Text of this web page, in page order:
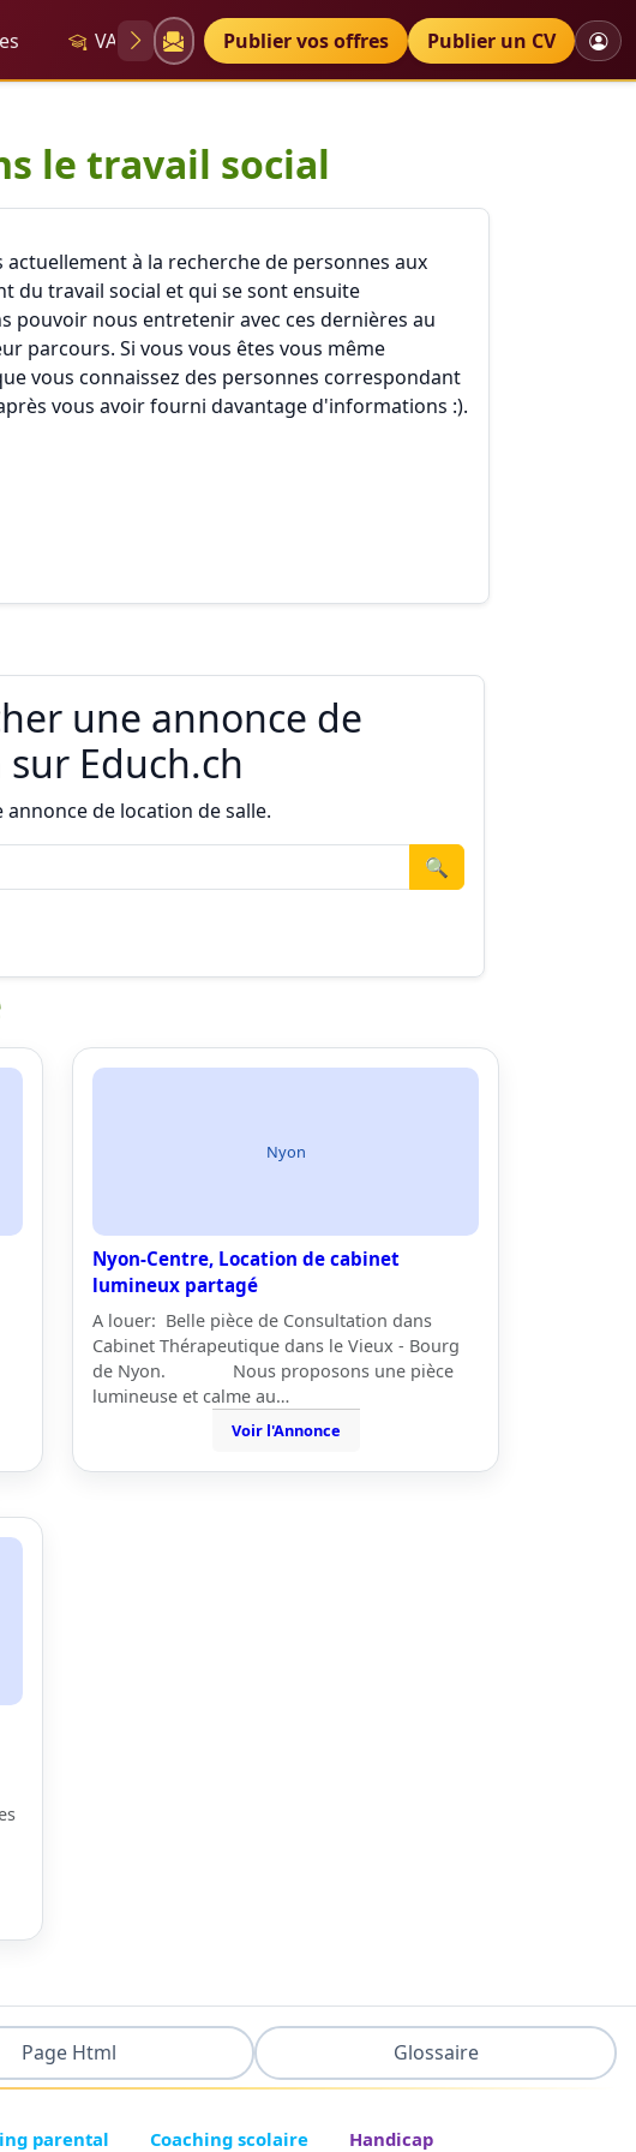
VAE Diplômes Petites annonces
Publier vos offres Publier un CV
le travail social
actuellement à la recherche de personnes aux
du travail social et qui se sont ensuite
pouvoir nous entretenir avec ces dernières au
parcours. Si vous vous êtes vous même
vous connaissez des personnes correspondant
vous avoir fourni davantage d'informations :).
une annonce de
Educh.ch
annonce de location de salle.
🔍
Nyon
Nyon-Centre, Location de cabinet
lumineux partagé
A louer: Belle pièce de Consultation dans
Cabinet Thérapeutique dans le Vieux - Bourg
de Nyon. Nous proposons une pièce
lumineuse et calme au…
Voir l'Annonce
Page Html Glossaire
parental Coaching scolaire Handicap